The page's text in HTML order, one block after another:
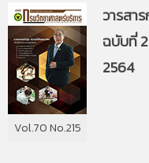
Vol.70 No.215
วารสา
ฉบับที่
2564